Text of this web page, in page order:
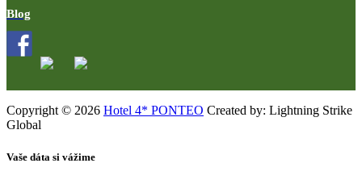
Blog
Copyright © 2026 Hotel 4* PONTEO Created by: Lightning Strike
Global
Vaše dáta si vážime